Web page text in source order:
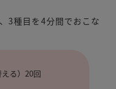
3種目を4分間でおこな
る）20回